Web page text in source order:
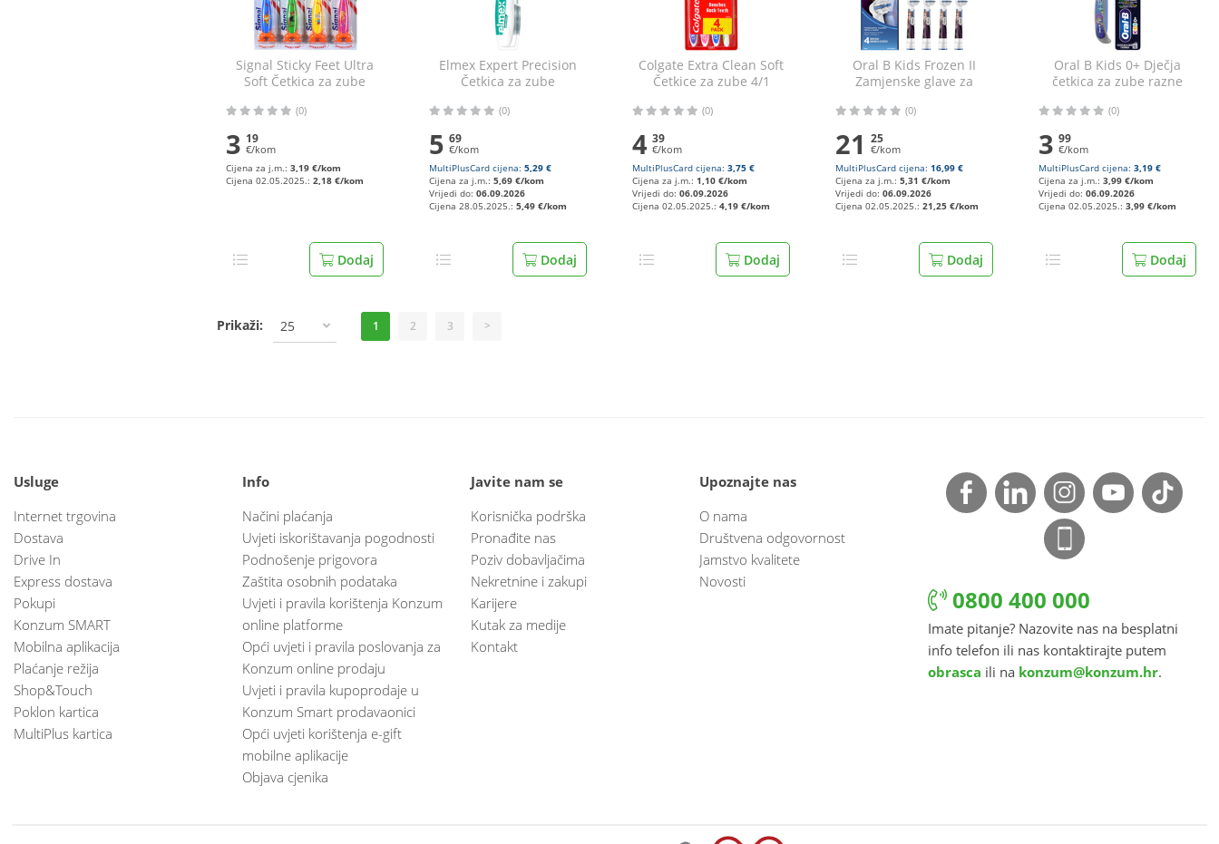
Signal Sticky Feet Ultra
Soft Četkica za zube
(0)
3 19
€/kom
Cijena za j.m.: 3,19 €/kom
Cijena 02.05.2025.: 2,18 €/kom
Dodaj
Elmex Expert Precision
Četkica za zube
(0)
5 69
€/kom
MultiPlusCard cijena: 5,29 €
Cijena za j.m.: 5,69 €/kom
Vrijedi do: 06.09.2026
Cijena 28.05.2025.: 5,49 €/kom
Dodaj
Colgate Extra Clean Soft
Četkice za zube 4/1
(0)
4 39
€/kom
MultiPlusCard cijena: 3,75 €
Cijena za j.m.: 1,10 €/kom
Vrijedi do: 06.09.2026
Cijena 02.05.2025.: 4,19 €/kom
Dodaj
Oral B Kids Frozen II
Zamjenske glave za
četkicu 4/1
(0)
21 25
€/kom
MultiPlusCard cijena: 16,99 €
Cijena za j.m.: 5,31 €/kom
Vrijedi do: 06.09.2026
Cijena 02.05.2025.: 21,25 €/kom
Dodaj
Oral B Kids 0+ Dječja
četkica za zube razne
(0)
3 99
€/kom
MultiPlusCard cijena: 3,19 €
Cijena za j.m.: 3,99 €/kom
Vrijedi do: 06.09.2026
Cijena 02.05.2025.: 3,99 €/kom
Dodaj
Prikaži: 25 1 2 3 >
Usluge
Internet trgovina
Dostava
Drive In
Express dostava
Pokupi
Konzum SMART
Mobilna aplikacija
Plaćanje režija
Shop&Touch
Poklon kartica
MultiPlus kartica
Info
Načini plaćanja
Uvjeti iskorištavanja pogodnosti
Podnošenje prigovora
Zaštita osobnih podataka
Uvjeti i pravila korištenja Konzum
online platforme
Opći uvjeti i pravila poslovanja za
Konzum online prodaju
Uvjeti i pravila kupoprodaje u
Konzum Smart prodavaonici
Opći uvjeti korištenja e-gift
mobilne aplikacije
Objava cjenika
Javite nam se
Korisnička podrška
Pronađite nas
Poziv dobavljačima
Nekretnine i zakupi
Karijere
Kutak za medije
Kontakt
Upoznajte nas
O nama
Društvena odgovornost
Jamstvo kvalitete
Novosti
0800 400 000
Imate pitanje? Nazovite nas na besplatni
info telefon ili nas kontaktirajte putem
obrasca ili na konzum@konzum.hr.